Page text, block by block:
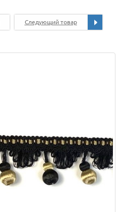
Следующий товар